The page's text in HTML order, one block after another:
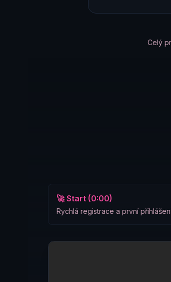
Celý
🚀 Start (0:00)
Rychlá registrace a první